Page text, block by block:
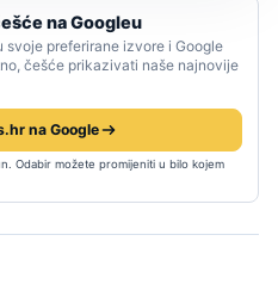
na Googleu
svoje preferirane izvore i Google
češće prikazivati naše najnovije
na Google
Odabir možete promijeniti u bilo kojem